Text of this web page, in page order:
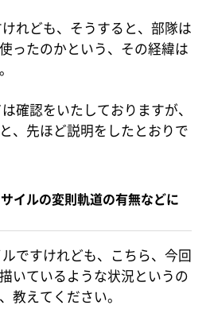
れども、そうすると、部隊は
ったのかという、その経緯は
確認をいたしておりますが、
、先ほど説明をしたとおりで
イルの変則軌道の有無などに
ですけれども、こちら、今回
いているような状況というの
教えてください。